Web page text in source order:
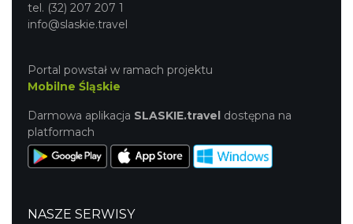
tel. (32) 207 207 1
info@slaskie.travel
Portal powstał w ramach projektu
Mobilne Śląskie
Darmowa aplikacja SLASKIE.travel dostępna na
platformach
NASZE SERWISY